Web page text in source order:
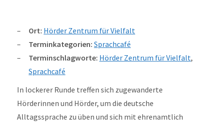
Ort: Hörder Zentrum für Vielfalt
Terminkategorien: Sprachcafé
Terminschlagworte: Hörder Zentrum für Vielfalt,
Sprachcafé
In lockerer Runde treffen sich zugewanderte
Hörderinnen und Hörder, um die deutsche
Alltagssprache zu üben und sich mit ehrenamtlich